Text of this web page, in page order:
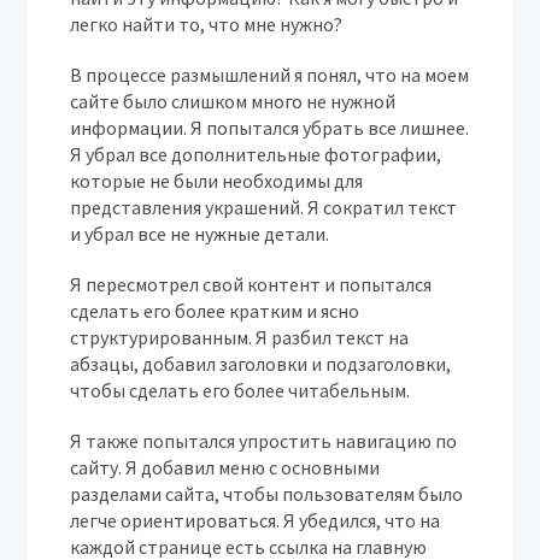
легко найти то, что мне нужно?
В процессе размышлений я понял, что на моем
сайте было слишком много не нужной
информации. Я попытался убрать все лишнее.
Я убрал все дополнительные фотографии,
которые не были необходимы для
представления украшений. Я сократил текст
и убрал все не нужные детали.
Я пересмотрел свой контент и попытался
сделать его более кратким и ясно
структурированным. Я разбил текст на
абзацы, добавил заголовки и подзаголовки,
чтобы сделать его более читабельным.
Я также попытался упростить навигацию по
сайту. Я добавил меню с основными
разделами сайта, чтобы пользователям было
легче ориентироваться. Я убедился, что на
каждой странице есть ссылка на главную